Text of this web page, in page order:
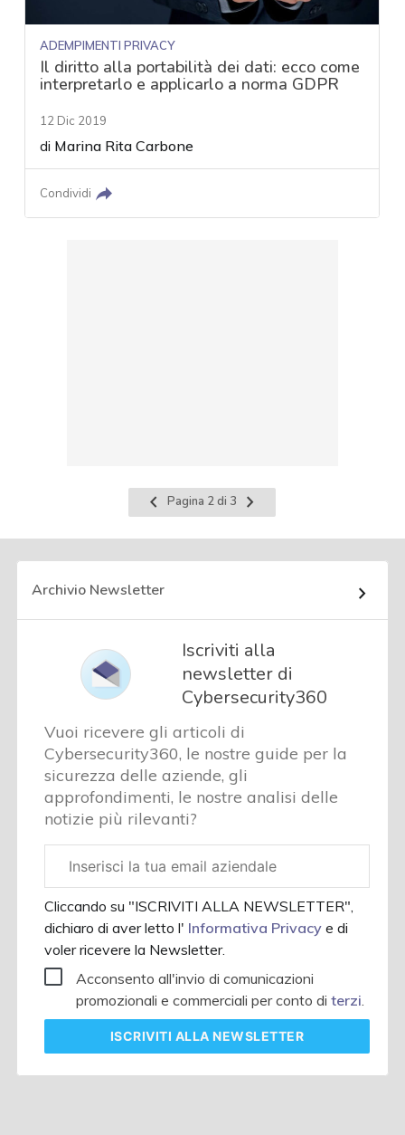
ADEMPIMENTI PRIVACY
Il diritto alla portabilità dei dati: ecco come
interpretarlo e applicarlo a norma GDPR
12 Dic 2019
di Marina Rita Carbone
Condividi
Pagina
precedente
Pagina 2 di 3
Pagina
successiva
Archivio Newsletter
Iscriviti alla
newsletter di
Cybersecurity360
Vuoi ricevere gli articoli di
Cybersecurity360, le nostre guide per la
sicurezza delle aziende, gli
approfondimenti, le nostre analisi delle
notizie più rilevanti?
aziendale
Cliccando su "ISCRIVITI ALLA NEWSLETTER",
dichiaro di aver letto l' Informativa Privacye di
voler ricevere la Newsletter.
Acconsento all'invio di comunicazioni
promozionali e commerciali per conto diterzi.
ISCRIVITI ALLA NEWSLETTER